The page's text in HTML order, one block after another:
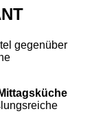
gegenüber
Mittagsküche